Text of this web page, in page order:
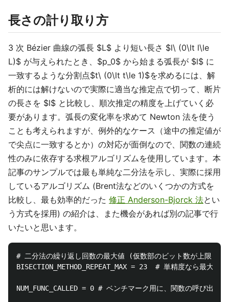
長さの計り取り方
3 次 Bézier 曲線の弧長 $L$ より短い長さ $l\ (0\lt l\le
L)$ が与えられたとき、$p_0$ から始まる弧長が $l$ に
一致するような分割点$t\ (0\lt t\le 1)$を求めるには、解
析的には解けないので実際に適当な推定点で切って、断片
の長さを $l$ と比較し、順次推定の精度を上げていく必
要があります。弧長の変化率を求めて Newton 法を使う
ことも考えられますが、例外的なケース（途中の推定値が
で尖点に一致するとか）の対応が面倒なので、関数の連続
性のみに依存する求根アルゴリズムを使用しています。本
記事のサンプルでは最も単純な二分法を示し、実際に採用
しているアルゴリズム (Brent法などのいくつかの方式を
比較し、最も効率的だった 修正 Anderson-Bjorck 法とい
う方式を採用) の紹介は、また機会があれば別の記事で行
いたいと思います。
# 二分法の繰り返し回数の最大値 (仮数部のビット数が上限)
BISECTION_METHOD_REPEAT_MAX = 23  # 単精度なら最大
NUM_FUNC_CALLED = 0 # ベンチマーク用に、関数の呼び出し